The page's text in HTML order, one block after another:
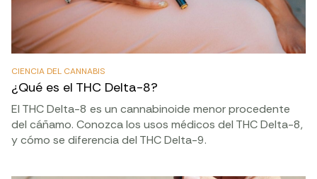
CIENCIA DEL CANNABIS
¿Qué es el THC Delta-8?
El THC Delta-8 es un cannabinoide menor procedente
del cáñamo. Conozca los usos médicos del THC Delta-8,
y cómo se diferencia del THC Delta-9.